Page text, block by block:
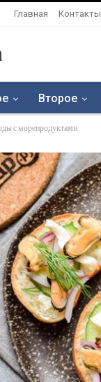
Главная Контакты
Второе
с морепродуктами